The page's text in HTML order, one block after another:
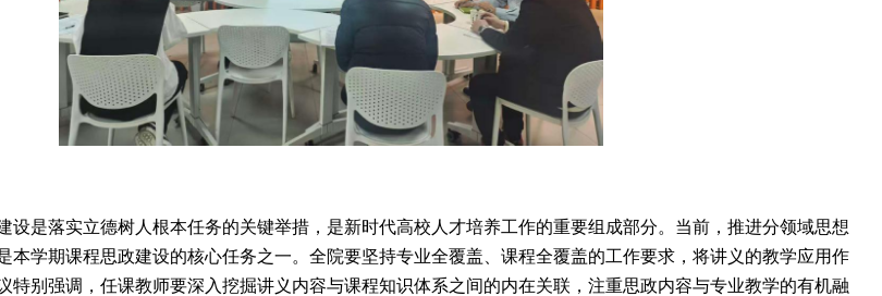
设是落实立德树人根本任务的关键举措，是新时代高校人才培养工作的重要组成部分。当前，推进分领域思想
本学期课程思政建设的核心任务之一。 全院要坚持专业全覆盖、课程全覆盖的工作要求，将讲义的教学应用作
特别强调，任课教师要深入挖掘讲义内容与课程知识体系之间的内在关联，注重思政内容与专业教学的有机融